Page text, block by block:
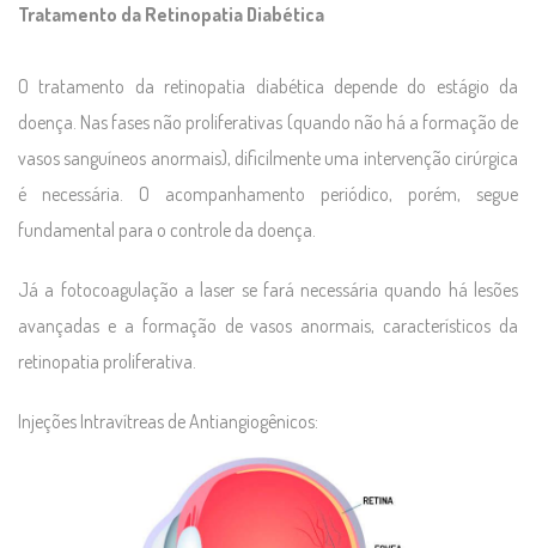
Tratamento da Retinopatia Diabética
O tratamento da retinopatia diabética depende do estágio da
doença. Nas fases não proliferativas (quando não há a formação de
vasos sanguíneos anormais), dificilmente uma intervenção cirúrgica
é necessária. O acompanhamento periódico, porém, segue
fundamental para o controle da doença.
Já a fotocoagulação a laser se fará necessária quando há lesões
avançadas e a formação de vasos anormais, característicos da
retinopatia proliferativa.
Injeções Intravítreas de Antiangiogênicos: